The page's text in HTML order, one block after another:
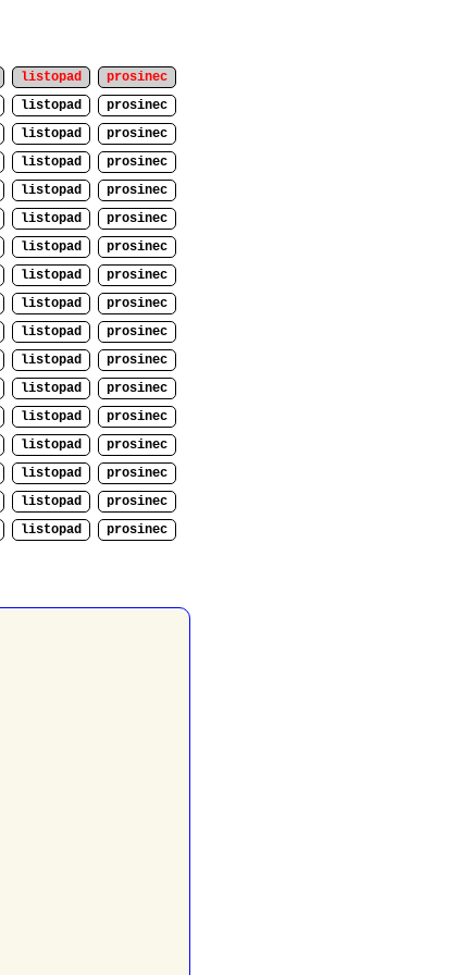
listopad
prosinec
listopad
prosinec
listopad
prosinec
listopad
prosinec
listopad
prosinec
listopad
prosinec
listopad
prosinec
listopad
prosinec
listopad
prosinec
listopad
prosinec
listopad
prosinec
listopad
prosinec
listopad
prosinec
listopad
prosinec
listopad
prosinec
listopad
prosinec
listopad prosinec